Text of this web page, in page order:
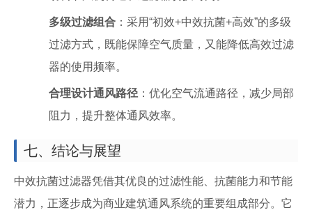
多级过滤组合 ：采用“初效+中效抗菌+高效”的多级
过滤方式，既能保障空气质量，又能降低高效过滤
器的使用频率。
合理设计通风路径 ：优化空气流通路径，减少局部
阻力，提升整体通风效率。
七、结论与展望
中效抗菌过滤器凭借其优良的过滤性能、抗菌能力和节能
潜力，正逐步成为商业建筑通风系统的重要组成部分。它